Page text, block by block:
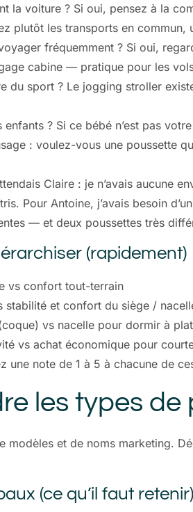
la voiture ? Si oui, pensez à la
plutôt les transports en
fréquemment ? Si oui,
cabine — pratique pour les
du sport ? Le jogging stroller
enfants ? Si ce bébé n’est pas
: voulez-vous une poussette
Claire : je n’avais aucune
Pour Antoine, j’avais besoin
— et deux poussettes très
(rapidement)
vs confort tout-terrain
stabilité et confort du siège /
vs nacelle pour dormir à plat
vs achat économique pour
une note de 1 à 5 à chacune de
les types
modèles et de noms marketing.
(ce qu’il faut retenir)